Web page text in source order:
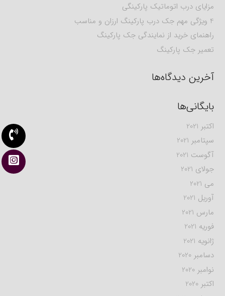
مزایای درب اتوماتیک پارکینگی
4 ویژگی مهم جک درب پارکینگ ارزان و مناسب
راهنمای خرید از نمایندگی جک پارکینگ
تعمیر جک پارکینگ
آخرین دیدگاه‌ها
بایگانی‌ها
اکتبر 2021
سپتامبر 2021
آگوست 2021
جولای 2021
می 2021
آوریل 2021
مارس 2021
فوریه 2021
ژانویه 2021
دسامبر 2020
نوامبر 2020
اکتبر 2020